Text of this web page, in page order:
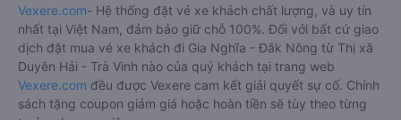
Vexere.com- Hệ thống đặt vé xe khách chất lượng, và uy tín
nhất tại Việt Nam, đảm bảo giữ chỗ 100%. Đối với bất cứ giao
dịch đặt mua vé xe khách đi Gia Nghĩa - Đắk Nông từ Thị xã
Duyên Hải - Trà Vinh nào của quý khách tại trang web
Vexere.com đều được Vexere cam kết giải quyết sự cố. Chính
sách tặng coupon giảm giá hoặc hoàn tiền sẽ tùy theo từng